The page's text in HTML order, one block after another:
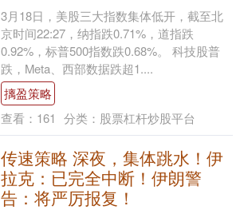
3月18日，美股三大指数集体低开，截至北
京时间22:27，纳指跌0.71%，道指跌
0.92%，标普500指数跌0.68%。 科技股普
跌，Meta、西部数据跌超1....
摛盈策略
查看： 161 分类： 股票杠杆炒股平台
传速策略 深夜，集体跳水！伊
拉克：已完全中断！伊朗警
告：将严厉报复！